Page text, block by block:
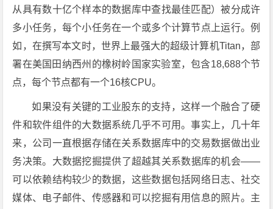
从具有数十亿个样本的数据库中查找最佳匹配）被分成许
多小任务，每个小任务在一个或多个计算节点上运行。例
如，在撰写本文时，世界上最强大的超级计算机Titan，部
署在美国田纳西州的橡树岭国家实验室，包含18,688个节
点，每个节点都有一个16核CPU。
如果没有关键的工业股东的支持，这样一个融合了硬
件和软件组件的大数据系统几乎不可用。事实上，几十年
来，公司一直根据存储在关系数据库中的交易数据做出业
务决策。大数据挖掘提供了超越其关系数据库的机会——
可以依赖结构较少的数据，这些数据包括网络日志、社交
媒体、电子邮件、传感器和可以挖掘有用信息的照片。主